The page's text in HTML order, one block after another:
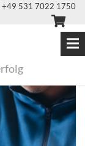
+49 531 7022 1750